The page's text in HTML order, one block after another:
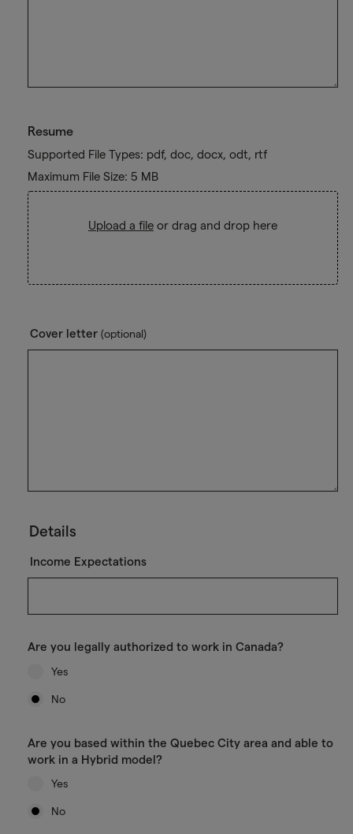
Resume
Supported File Types: pdf, doc, docx, odt, rtf
Maximum File Size: 5 MB
Upload a file or drag and drop here
Cover letter (optional)
Details
Income Expectations
Are you legally authorized to work in Canada?
Yes
No
Are you based within the Quebec City area and able to
work in a Hybrid model?
Yes
No